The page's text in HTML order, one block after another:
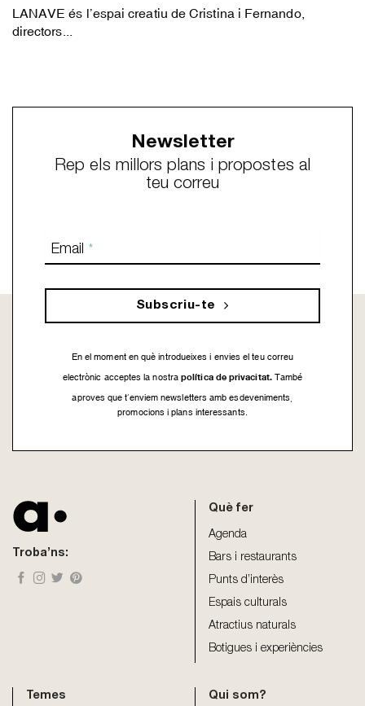
LANAVE és l’espai creatiu de Cristina i Fernando,
directors...
Newsletter
Rep els millors plans i propostes al
teu correu
Email *
Subscriu-te
En el moment en què introdueixes i envies el teu correu
electrònic acceptes la nostrapolítica de privacitat. També
aproves que t’enviem newsletters amb esdeveniments,
promocions i plans interessants.
left
Troba’ns:
Què fer
Agenda
Bars i restaurants
Punts d’interès
Espais culturals
Atractius naturals
Botigues i experiències
Temes Qui som?